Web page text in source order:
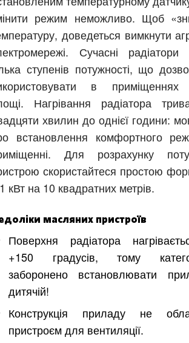
режим неможливо. Щоб
доведеться вимкнути
Сучасні
ступенів потужності, що
в приміщеннях
Нагрівання радіатора
хвилин до однієї години:
встановлення комфортного
Для розрахунку
скористайтеся простою
кВт на 10 квадратних метрів.
масляних пристроїв
Поверхня радіатора
+150 градусів, тому
заборонено встановлювати
дитячій!
Конструкція приладу не
пристроєм для вентиляції.